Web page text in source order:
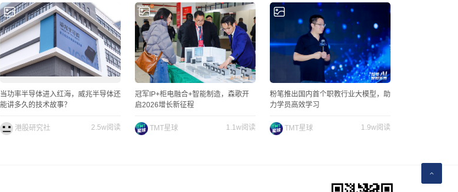
当功率半导体进入红海，威兆半导体还
能讲多久的技术故事？
港股研究社 2.5w阅读
冠军IP+柜电融合+智能制造，森歌开
启2026增长新征程
TMT星球 1.1w阅读
粉笔推出国内首个职教行业大模型，助
力学员高效学习
TMT星球 1.9w阅读